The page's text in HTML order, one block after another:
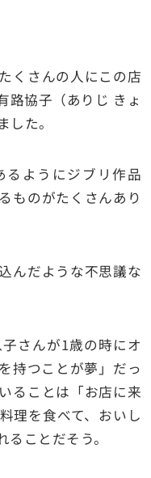
くさんの人にこの店
路協子（ありじ きょ
た。
るようにジブリ作品
ものがたくさんあり
んだような不思議な
さんが1歳の時にオ
持つことが夢」だっ
ることは「お店に来
理を食べて、おいし
ことだそう。